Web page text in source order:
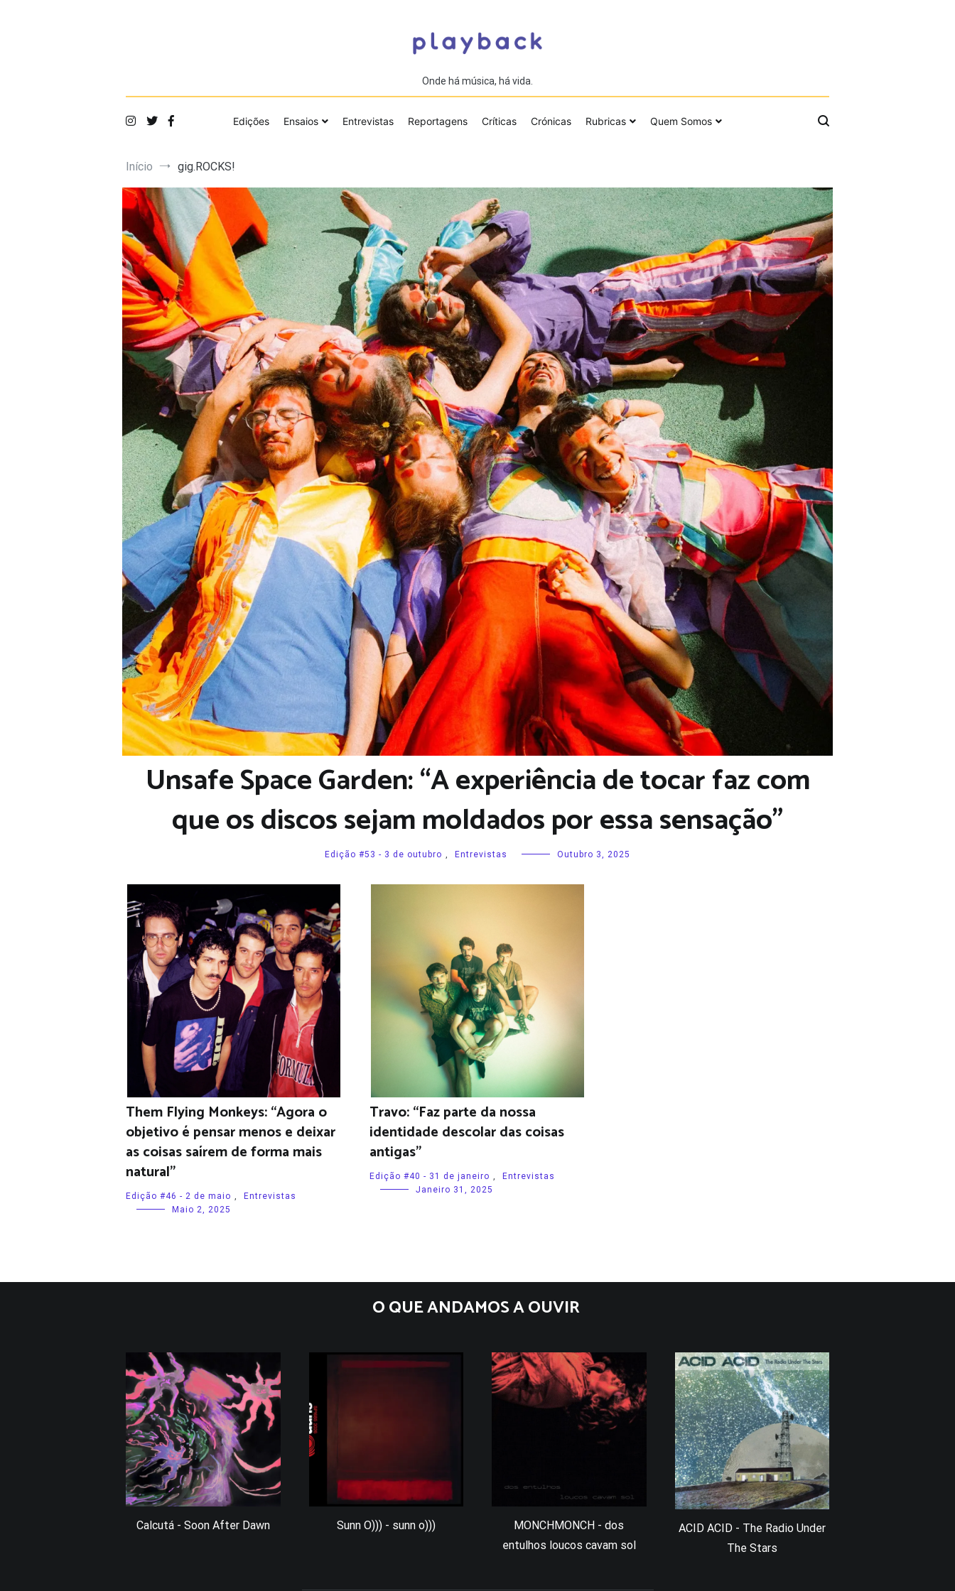
Onde há música, há vida.
Edições Ensaios Entrevistas Reportagens Críticas Crónicas Rubricas Quem Somos
Início gig.ROCKS!
Unsafe Space Garden: “A experiência de tocar faz com
que os discos sejam moldados por essa sensação”
Edição #53 - 3 de outubro Entrevistas Outubro 3, 2025
Them Flying Monkeys: “Agora o
objetivo é pensar menos e deixar
as coisas saírem de forma mais
natural”
Edição #46 - 2 de maio
Entrevistas
Maio 2, 2025
Travo: “Faz parte da nossa
identidade descolar das coisas
antigas”
Edição #40 - 31 de janeiro
Entrevistas
Janeiro 31, 2025
O QUE ANDAMOS A OUVIR
Calcutá - Soon After Dawn Sunn O))) - sunn o)))
MONCHMONCH - dos
entulhos loucos cavam sol
ACID ACID - The Radio Under
The Stars